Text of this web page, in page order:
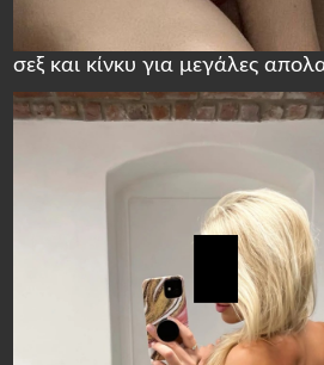
σεξ και κίνκυ για μεγάλες